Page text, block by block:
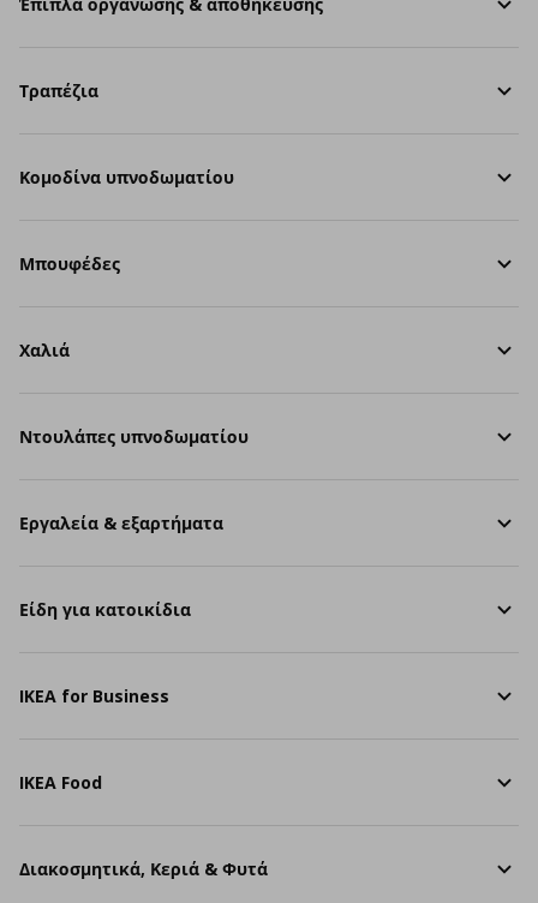
Τραπέζια
Κομοδίνα υπνοδωματίου
Μπουφέδες
Χαλιά
Ντουλάπες υπνοδωματίου
Εργαλεία & εξαρτήματα
Είδη για κατοικίδια
IKEA for Business
IKEA Food
Διακοσμητικά, Κεριά & Φυτά